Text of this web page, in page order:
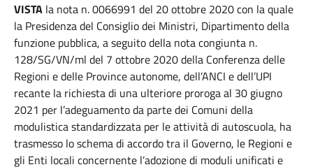
VISTA la nota n. 0066991 del 20 ottobre 2020 con la quale
la Presidenza del Consiglio dei Ministri, Dipartimento della
funzione pubblica, a seguito della nota congiunta n.
128/SG/VN/ml del 7 ottobre 2020 della Conferenza delle
Regioni e delle Province autonome, dell’ANCI e dell’UPI
recante la richiesta di una ulteriore proroga al 30 giugno
2021 per l’adeguamento da parte dei Comuni della
modulistica standardizzata per le attività di autoscuola, ha
trasmesso lo schema di accordo tra il Governo, le Regioni e
gli Enti locali concernente l’adozione di moduli unificati e